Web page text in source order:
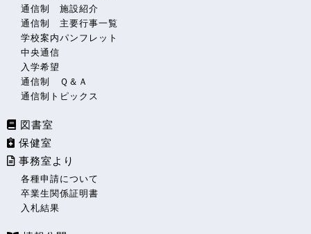
通信制 施設紹介
通信制 主要行事一覧
学校案内パンフレット
中央通信
入学希望
通信制 Ｑ＆Ａ
通信制トピックス
図書室
保健室
事務室より
各種申請について
卒業生関係証明書
入札結果